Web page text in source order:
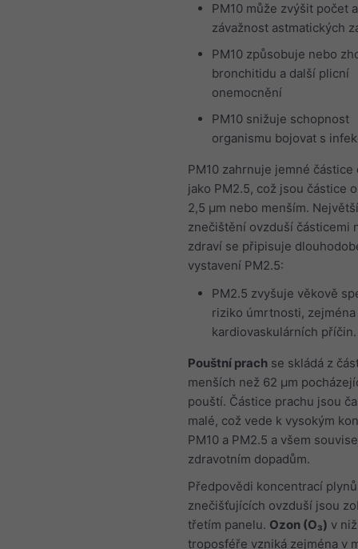
PM10 může zvýšit počet a
závažnost astmatických
PM10 způsobuje nebo
bronchitidu a další plicní
onemocnění
PM10 snižuje schopnost
organismu bojovat s
PM10 zahrnuje jemné
jako PM2.5, což jsou částice
2,5 μm nebo menším.
znečištění ovzduší částicemi
zdraví se připisuje
vystavení PM2.5:
PM2.5 zvyšuje věkově
riziko úmrtnosti, zejména
kardiovaskulárních příčin.
Pouštní prach se skládá z
menších než 62 μm
pouští. Částice prachu jsou
malé, což vede k vysokým
PM10 a PM2.5 a všem
zdravotním dopadům.
Předpovědi koncentrací plynů
znečišťujících ovzduší jsou
třetím panelu. Ozon (O₃) v
troposféře vzniká zejména v